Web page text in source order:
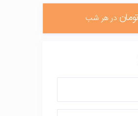
در هر شب